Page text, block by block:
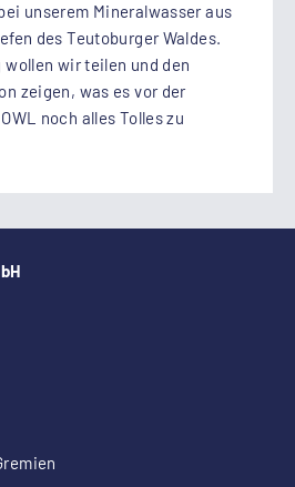
unserem Mineralwasser aus
des Teutoburger Waldes.
wir teilen und den
zeigen, was es vor der
noch alles Tolles zu